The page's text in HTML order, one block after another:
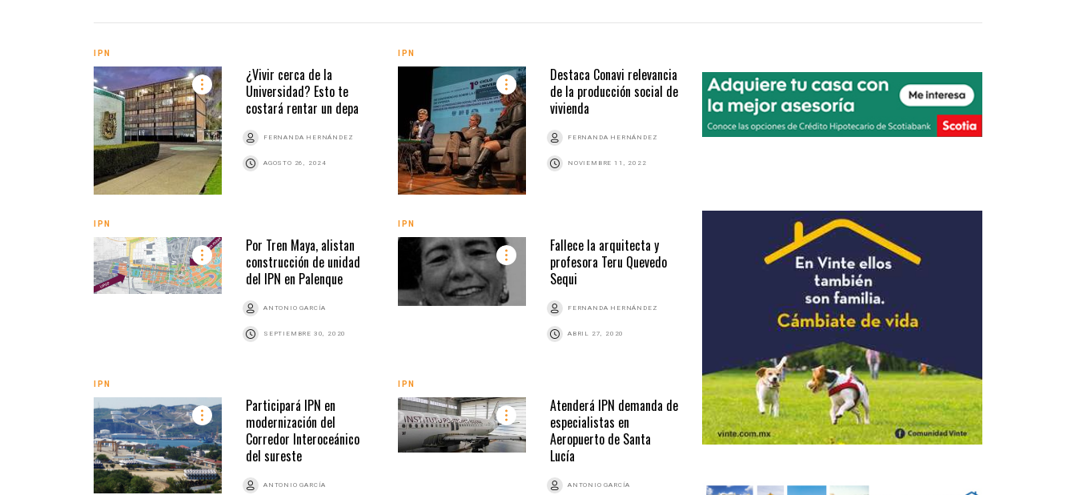
IPN
¿Vivir cerca de la
Universidad? Esto te
costará rentar un depa
FERNANDA HERNÁNDEZ
AGOSTO 26, 2024
IPN
Destaca Conavi relevancia
de la producción social de
vivienda
FERNANDA HERNÁNDEZ
NOVIEMBRE 11, 2022
IPN
Por Tren Maya, alistan
construcción de unidad
del IPN en Palenque
ANTONIO GARCÍA
SEPTIEMBRE 30, 2020
IPN
Fallece la arquitecta y
profesora Teru Quevedo
Sequi
FERNANDA HERNÁNDEZ
ABRIL 27, 2020
IPN
Participará IPN en
modernización del
Corredor Interoceánico
del sureste
ANTONIO GARCÍA
IPN
Atenderá IPN demanda de
especialistas en
Aeropuerto de Santa
Lucía
ANTONIO GARCÍA